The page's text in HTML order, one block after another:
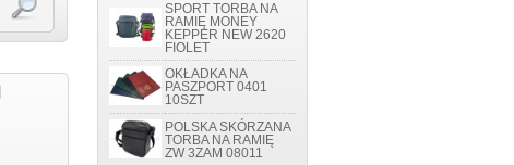
SPORT TORBA NA
RAMIĘ MONEY
KEPPER NEW 2620
FIOLET
OKŁADKA NA
PASZPORT 0401
10SZT
POLSKA SKÓRZANA
TORBA NA RAMIĘ
ZW 3ZAM 08011